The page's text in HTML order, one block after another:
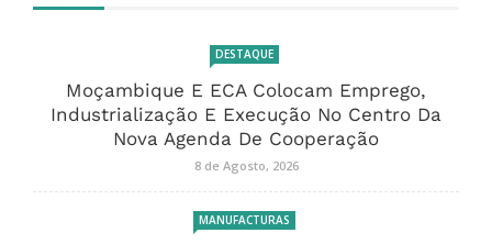
DESTAQUE
Moçambique E ECA Colocam Emprego,
Industrialização E Execução No Centro Da
Nova Agenda De Cooperação
8 de Agosto, 2026
MANUFACTURAS